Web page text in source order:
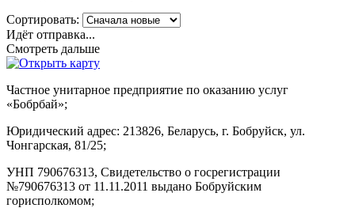
Сортировать:
Идёт отправка...
Смотреть дальше
Частное унитарное предприятие по оказанию услуг
«Бобрбай»;
Юридический адрес: 213826, Беларусь, г. Бобруйск, ул.
Чонгарская, 81/25;
УНП 790676313, Свидетельство о госрегистрации
№790676313 от 11.11.2011 выдано Бобруйским
горисполкомом;